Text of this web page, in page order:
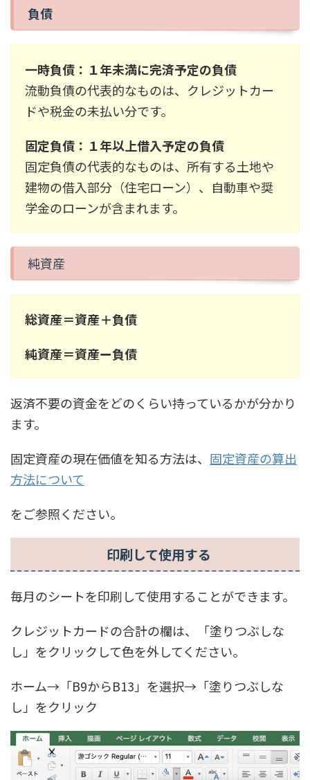
負債
一時負債：１年未満に完済予定の負債
流動負債の代表的なものは、クレジットカー
ドや税金の未払い分です。
固定負債：１年以上借入予定の負債
固定負債の代表的なものは、所有する土地や
建物の借入部分（住宅ローン）、自動車や奨
学金のローンが含まれます。
純資産
総資産＝資産＋負債
純資産＝資産ー負債
返済不要の資金をどのくらい持っているかが分かり
ます。
固定資産の現在価値を知る方法は、 固定資産の算出
方法について
をご参照ください。
印刷して使用する
毎月のシートを印刷して使用することができます。
クレジットカードの合計の欄は、「塗りつぶしな
し」をクリックして色を外してください。
ホーム→「B9からB13」を選択→「塗りつぶしな
し」をクリック